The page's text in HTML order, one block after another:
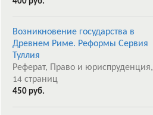
Возникновение государства в
Древнем Риме. Реформы Сервия
Туллия
Реферат, Право и юриспруденция,
14 страниц
450 руб.